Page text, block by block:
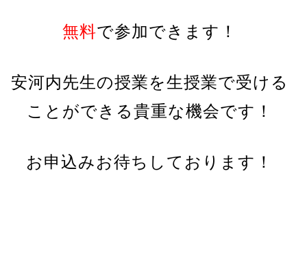
無料で参加できます！
安河内先生の授業を生授業で受ける
ことができる貴重な機会です！
お申込みお待ちしております！